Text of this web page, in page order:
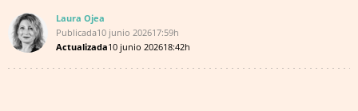
Laura Ojea
Publicada10 junio 202617:59h
Actualizada10 junio 202618:42h